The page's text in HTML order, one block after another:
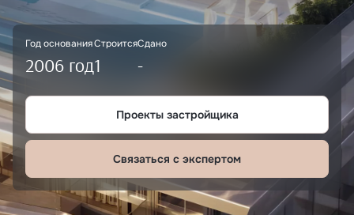
Год основания
2006 год
Строится
1
Сдано
-
Проекты застройщика
Связаться с экспертом